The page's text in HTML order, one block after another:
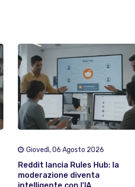
Giovedì, 06 Agosto 2026
Reddit lancia Rules Hub: la
moderazione diventa